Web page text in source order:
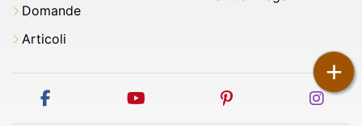
+
Domande
Articoli
facebook youtube pinterest